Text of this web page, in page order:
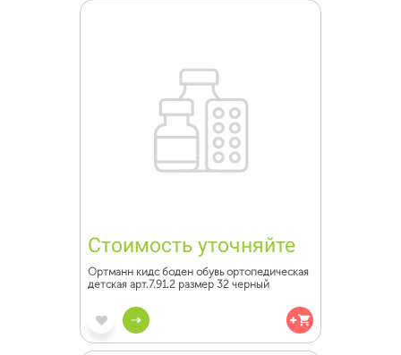
Стоимость уточняйте
Ортманн кидс боден обувь ортопедическая
детская арт.7.91.2 размер 32 черный